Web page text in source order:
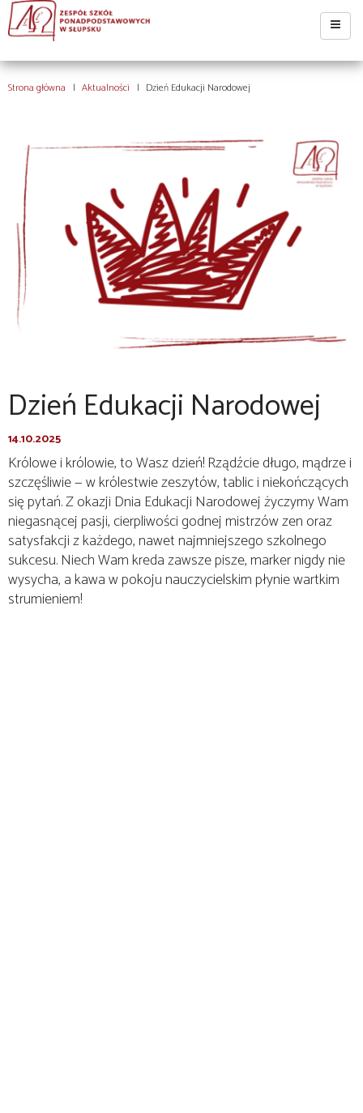
Strona główna Aktualności Dzień Edukacji Narodowej
Dzień Edukacji Narodowej
14.10.2025
Królowe i królowie, to Wasz dzień! Rządźcie długo, mądrze i
szczęśliwie — w królestwie zeszytów, tablic i niekończących
się pytań. Z okazji Dnia Edukacji Narodowej życzymy Wam
niegasnącej pasji, cierpliwości godnej mistrzów zen oraz
satysfakcji z każdego, nawet najmniejszego szkolnego
sukcesu. Niech Wam kreda zawsze pisze, marker nigdy nie
wysycha, a kawa w pokoju nauczycielskim płynie wartkim
strumieniem!